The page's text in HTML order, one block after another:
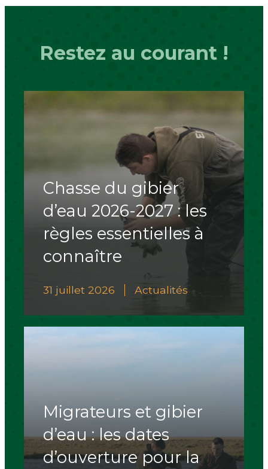
Restez au courant !
Chasse du gibier
d’eau 2026-2027 : les
règles essentielles à
connaître
31 juillet 2026 Actualités
Migrateurs et gibier
d’eau : les dates
d’ouverture pour la